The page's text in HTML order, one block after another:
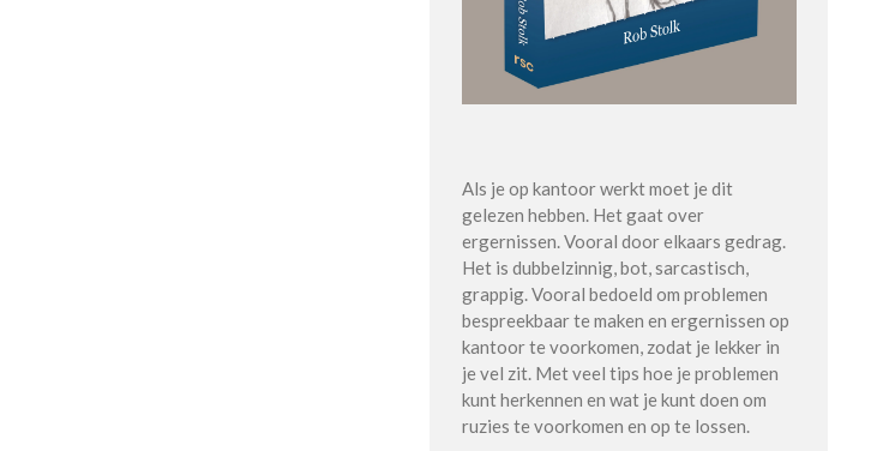
Als je op kantoor werkt moet je dit
gelezen hebben. Het gaat over
ergernissen. Vooral door elkaars gedrag.
Het is dubbelzinnig, bot, sarcastisch,
grappig. Vooral bedoeld om problemen
bespreekbaar te maken en ergernissen op
kantoor te voorkomen, zodat je lekker in
je vel zit. Met veel tips hoe je problemen
kunt herkennen en wat je kunt doen om
ruzies te voorkomen en op te lossen.